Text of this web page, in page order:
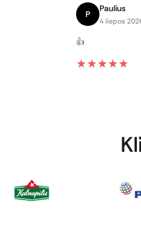
P
Paulius
4 liepos
👍
★★★★★